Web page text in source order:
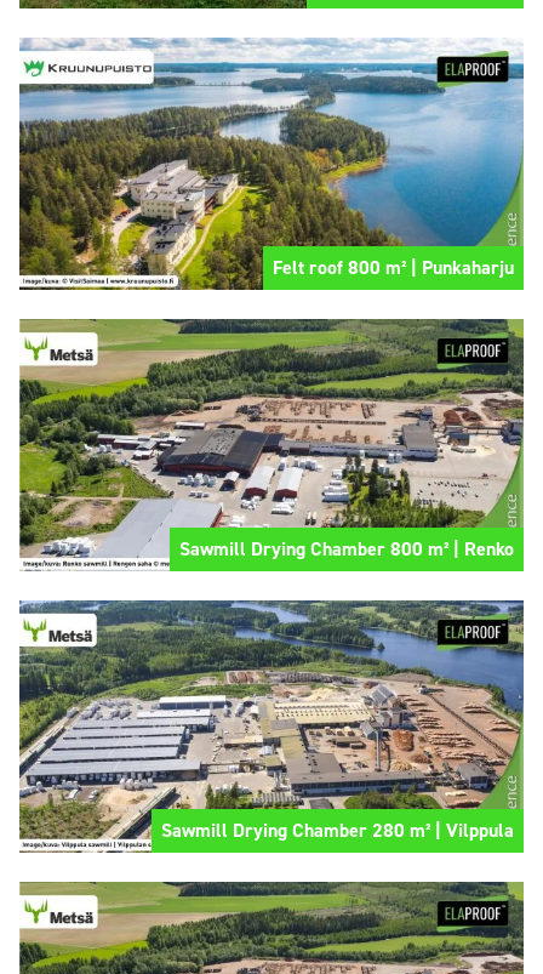
Felt roof 800 m² | Punkaharju
Sawmill Drying Chamber 800 m² | Renko
Sawmill Drying Chamber 280 m² | Vilppula